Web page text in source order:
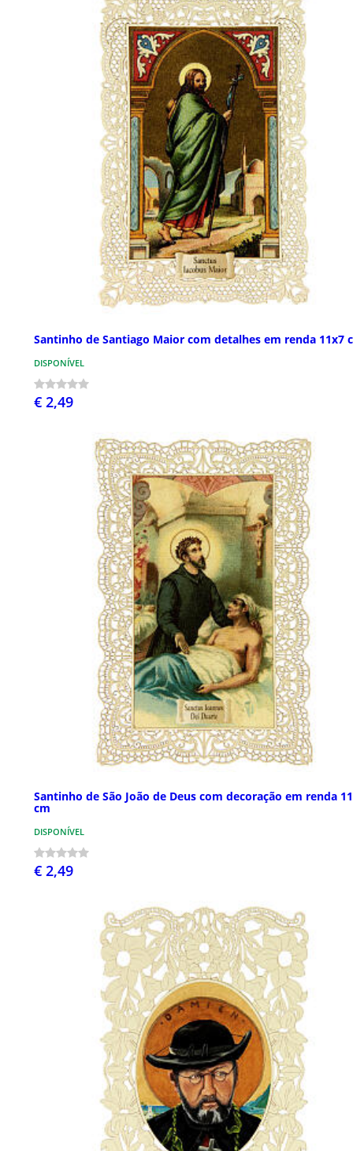
Santinho de Santiago Maior com detalhes em renda 11x7
DISPONÍVEL
€ 2,49
Santinho de São João de Deus com decoração em renda
cm
DISPONÍVEL
€ 2,49